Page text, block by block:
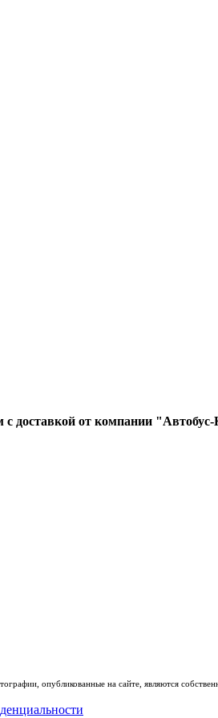
от компании
опубликованные на сайте, являются